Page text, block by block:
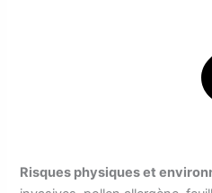
Risques physiques et